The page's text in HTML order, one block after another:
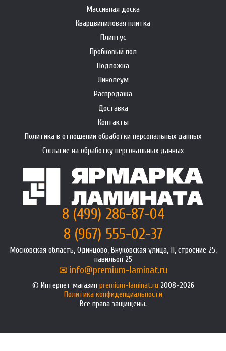
Массивная доска
Кварцвиниловая плитка
Плинтус
Пробковый пол
Подложка
Линолеум
Распродажа
Доставка
Контакты
Политика в отношении обработки персональных данных
Согласие на обработку персональных данных
8 (499) 286-87-04
8 (967) 555-02-37
Московская область, Одинцово, Внуковская улица, 11, строение 25,
павильон 25
info@premium-laminat.ru
Интернет магазин premium-laminat.ru2008-2026
Политика конфиденциальности
Все права защищены.